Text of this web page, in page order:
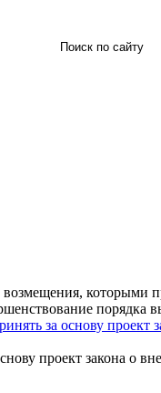
которыми
порядка
за основу проект
проект закона о